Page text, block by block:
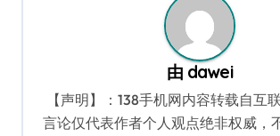
由 dawei
【声明】：138手机网内容转载自互
言论仅代表作者个人观点绝非权威，